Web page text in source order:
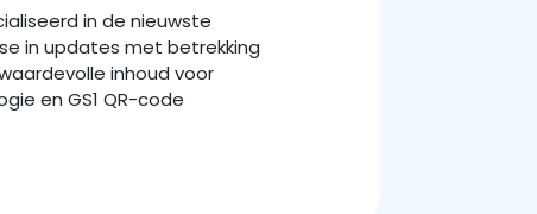
in de nieuwste
in updates met betrekking
inhoud voor
en GS1 QR-code